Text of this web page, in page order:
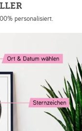
personalisiert.